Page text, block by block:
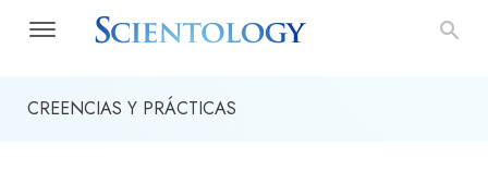
CREENCIAS Y PRÁCTICAS